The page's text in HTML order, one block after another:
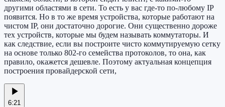
другими областями в сети. То есть у вас где-то по-любому IP
появится. Но в то же время устройства, которые работают на
чистом IP, они достаточно дорогие. Они существенно дороже
тех устройств, которые мы будем называть коммутаторы. И
как следствие, если вы построите чисто коммутируемую сетку
на основе только 802-го семейства протоколов, то она, как
правило, окажется дешевле. Поэтому актуальная концепция
построения провайдерской сети,
6:21